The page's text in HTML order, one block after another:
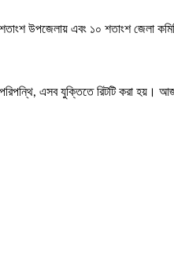
উপজেলায় এবং ১০ শতাংশ জেলা
পরিপন্থি, এসব যুক্তিতে রিটটি করা হয়।